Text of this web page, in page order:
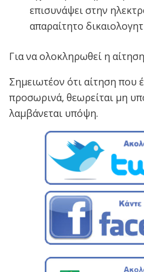
επισυνάψει στην
απαραίτητο
Για να ολοκληρωθεί η
Σημειωτέον ότι αίτηση που
προσωρινά, θεωρείται μη
λαμβάνεται υπόψη.